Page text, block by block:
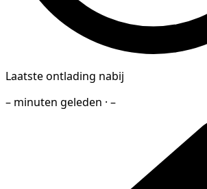
Laatste ontlading nabij
– minuten geleden · –